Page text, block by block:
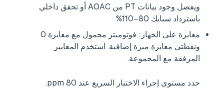
ويفضل وجود بيانات PT من AOAC أو تحقق داخلي
باسترداد سبايك 80–110%.
معايرة على الجهاز: فوتوميتر محمول مع معايرة 0
ونقطتي معايرة ميزة إضافية. استخدم المعايير
المرفقة مع المجموعة.
حدد مستوى إجراء الاختبار السريع عند 80 ppm.